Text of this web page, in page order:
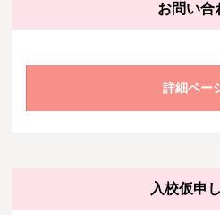
お問い合
詳細ペー
入校仮申